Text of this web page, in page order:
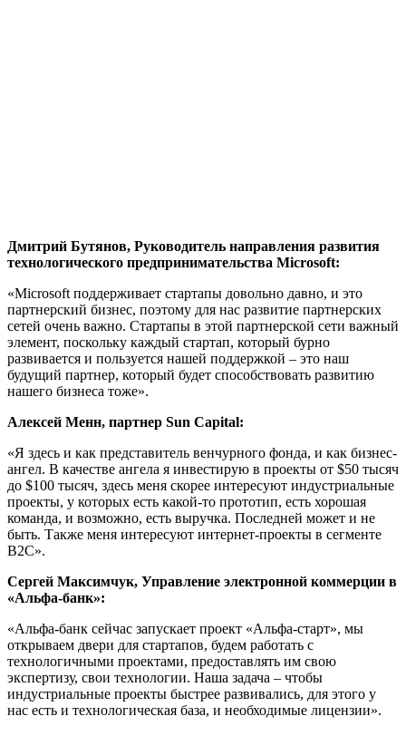
Дмитрий Бутянов, Руководитель направления развития
технологического предпринимательства Microsoft:
«Microsoft поддерживает стартапы довольно давно, и это
партнерский бизнес, поэтому для нас развитие партнерских
сетей очень важно. Стартапы в этой партнерской сети важный
элемент, поскольку каждый стартап, который бурно
развивается и пользуется нашей поддержкой – это наш
будущий партнер, который будет способствовать развитию
нашего бизнеса тоже».
Алексей Менн, партнер Sun Capital:
«Я здесь и как представитель венчурного фонда, и как бизнес-
ангел. В качестве ангела я инвестирую в проекты от $50 тысяч
до $100 тысяч, здесь меня скорее интересуют индустриальные
проекты, у которых есть какой-то прототип, есть хорошая
команда, и возможно, есть выручка. Последней может и не
быть. Также меня интересуют интернет-проекты в сегменте
B2C».
Сергей Максимчук, Управление электронной коммерции в
«Альфа-банк»:
«Альфа-банк сейчас запускает проект «Альфа-старт», мы
открываем двери для стартапов, будем работать с
технологичными проектами, предоставлять им свою
экспертизу, свои технологии. Наша задача – чтобы
индустриальные проекты быстрее развивались, для этого у
нас есть и технологическая база, и необходимые лицензии».